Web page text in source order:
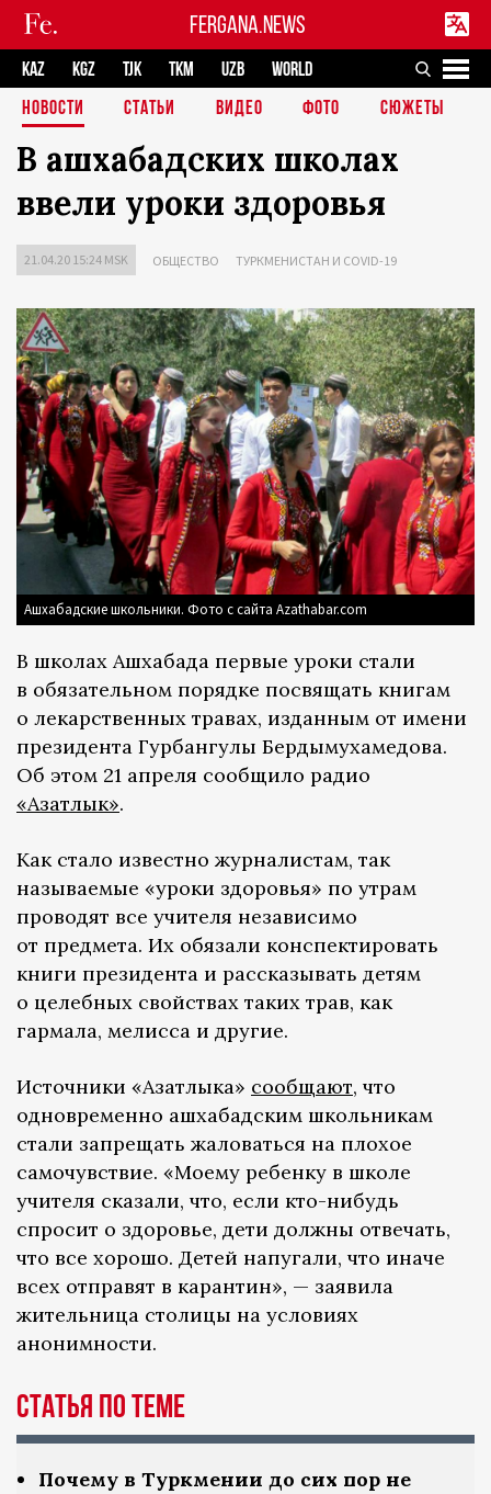
FERGANA.NEWS
KAZ KGZ TJK TKM UZB
WORLD
НОВОСТИ
СТАТЬИ ВИДЕО ФОТО СЮЖЕТЫ
В ашхабадских школах
ввели уроки здоровья
21.04.20 15:24 MSK ОБЩЕСТВО ТУРКМЕНИСТАН И COVID-19
Ашхабадские школьники. Фото с сайта Azathabar.com
В школах Ашхабада первые уроки стали
в обязательном порядке посвящать книгам
о лекарственных травах, изданным от имени
президента Гурбангулы Бердымухамедова.
Об этом 21 апреля сообщило радио
«Азатлык».
Как стало известно журналистам, так
называемые «уроки здоровья» по утрам
проводят все учителя независимо
от предмета. Их обязали конспектировать
книги президента и рассказывать детям
о целебных свойствах таких трав, как
гармала, мелисса и другие.
Источники «Азатлыка» сообщают, что
одновременно ашхабадским школьникам
стали запрещать жаловаться на плохое
самочувствие. «Моему ребенку в школе
учителя сказали, что, если кто-нибудь
спросит о здоровье, дети должны отвечать,
что все хорошо. Детей напугали, что иначе
всех отправят в карантин», — заявила
жительница столицы на условиях
анонимности.
Статья по теме
Почему в Туркмении до сих пор не